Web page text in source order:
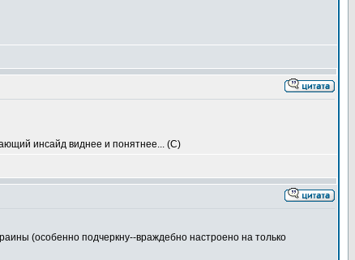
инсайд виднее и понятнее... (С)
(особенно подчеркну--враждебно настроено на только